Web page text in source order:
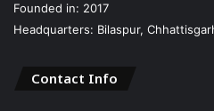
Founded in: 2017
Headquarters: Bilaspur,
Contact Info